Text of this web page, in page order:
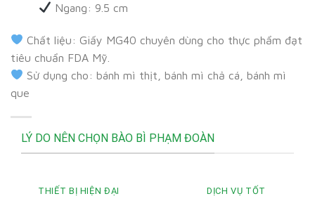
Ngang: 9.5 cm
Chất liệu: Giấy MG40 chuyên dùng cho thực phẩm đạt
tiêu chuẩn FDA Mỹ.
Sử dụng cho: bánh mì thịt, bánh mì chả cá, bánh mì
que
LÝ DO NÊN CHỌN BÀO BÌ PHẠM ĐOÀN
THIẾT BỊ HIỆN ĐẠI DỊCH VỤ TỐT